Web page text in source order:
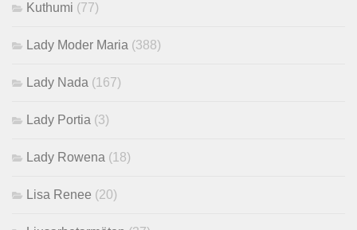
Kuthumi (77)
Lady Moder Maria (388)
Lady Nada (167)
Lady Portia (3)
Lady Rowena (18)
Lisa Renee (20)